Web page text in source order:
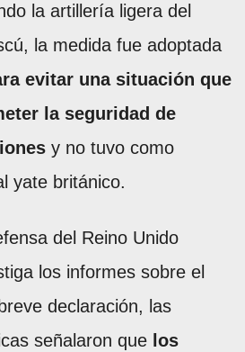
la artillería ligera del
la medida fue adoptada
evitar una situación que
la seguridad de
y no tuvo como
yate británico.
del Reino Unido
los informes sobre el
declaración, las
señalaron que los